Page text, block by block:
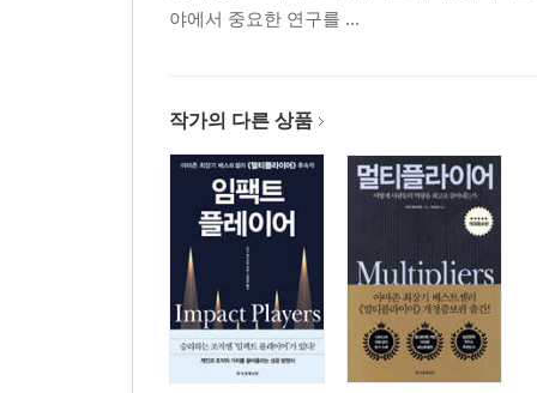
더 나은 세상을 위한 아이디어
도전자 vs. 전지전능자
도전자의 3가지 실천사항
디미니셔가 방향을 정하는 방식
도전자가 자원을 사용하는 방식
도전자 되기
멀티플라이어 이펙트 4. 도전자 vs. 전지전능자
야에서 중요한 연구를 ...
작가의 다른 상품